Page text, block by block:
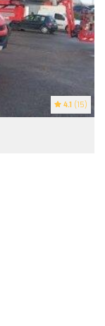
4.1 (15)